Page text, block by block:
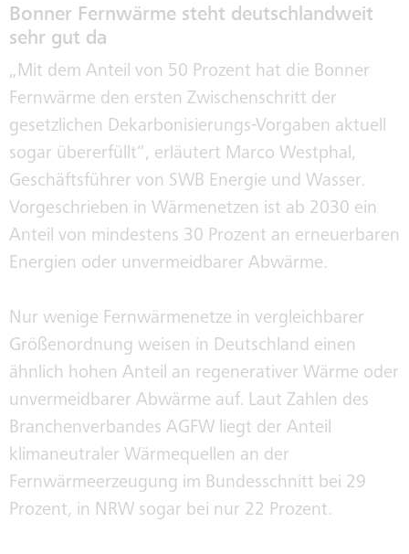
INTEGRITÄT
SEPA
Bonner Fernwärme steht deutschlandweit
sehr gut da
„Mit dem Anteil von 50 Prozent hat die Bonner
Fernwärme den ersten Zwischenschritt der
gesetzlichen Dekarbonisierungs-Vorgaben aktuell
sogar übererfüllt“, erläutert Marco Westphal,
Geschäftsführer von SWB Energie und Wasser.
Vorgeschrieben in Wärmenetzen ist ab 2030 ein
Anteil von mindestens 30 Prozent an erneuerbaren
Energien oder unvermeidbarer Abwärme.
Nur wenige Fernwärmenetze in vergleichbarer
Größenordnung weisen in Deutschland einen
ähnlich hohen Anteil an regenerativer Wärme oder
unvermeidbarer Abwärme auf. Laut Zahlen des
Branchenverbandes AGFW liegt der Anteil
klimaneutraler Wärmequellen an der
Fernwärmeerzeugung im Bundesschnitt bei 29
Prozent, in NRW sogar bei nur 22 Prozent.